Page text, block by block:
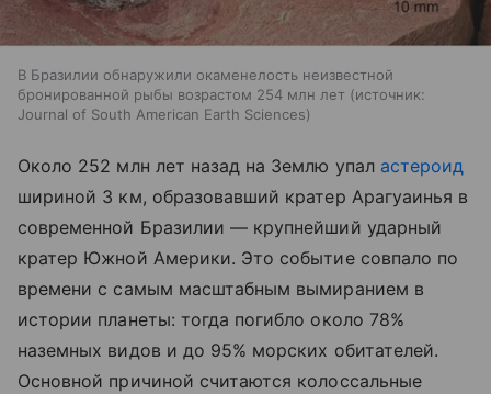
В Бразилии обнаружили окаменелость неизвестной
бронированной рыбы возрастом 254 млн лет
источник:
Journal of South American Earth Sciences
Около 252 млн лет назад на Землю упал астероид
шириной 3 км, образовавший кратер Арагуаинья в
современной Бразилии — крупнейший ударный
кратер Южной Америки. Это событие совпало по
времени с самым масштабным вымиранием в
истории планеты: тогда погибло около 78%
наземных видов и до 95% морских обитателей.
Основной причиной считаются колоссальные